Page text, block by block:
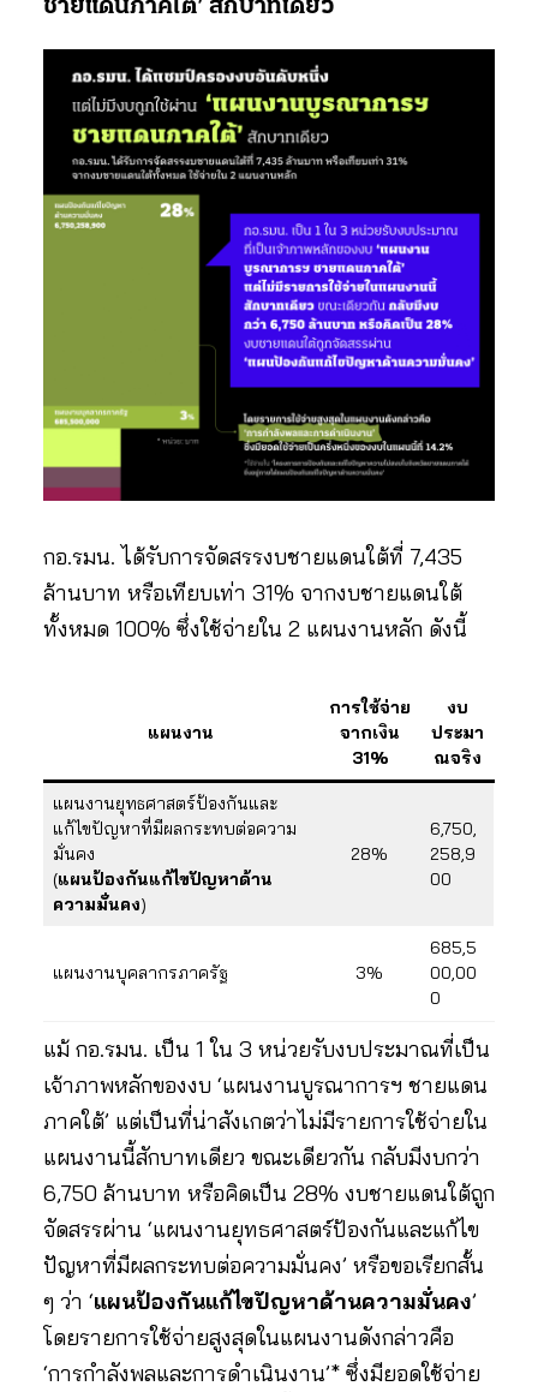
ชายแดนภาคใต้’ สักบาทเดียว
กอ.รมน. ได้รับการจัดสรรงบชายแดนใต้ที่ 7,435
ล้านบาท หรือเทียบเท่า 31% จากงบชายแดนใต้
ทั้งหมด 100% ซึ่งใช้จ่ายใน 2 แผนงานหลัก ดังนี้
แผนงาน
การใช้จ่าย
จากเงิน
31%
งบ
ประมา
ณจริง
แผนงานยุทธศาสตร์ป้องกันและ
แก้ไขปัญหาที่มีผลกระทบต่อความ
มั่นคง
(แผนป้องกันแก้ไขปัญหาด้าน
ความมั่นคง)
28%
6,750,
258,9
00
แผนงานบุคลากรภาครัฐ 3%
685,5
00,00
0
แม้ กอ.รมน. เป็น 1 ใน 3 หน่วยรับงบประมาณที่เป็น
เจ้าภาพหลักของงบ ‘แผนงานบูรณาการฯ ชายแดน
ภาคใต้’ แต่เป็นที่น่าสังเกตว่าไม่มีรายการใช้จ่ายใน
แผนงานนี้สักบาทเดียว ขณะเดียวกัน กลับมีงบกว่า
6,750 ล้านบาท หรือคิดเป็น 28% งบชายแดนใต้ถูก
จัดสรรผ่าน ‘แผนงานยุทธศาสตร์ป้องกันและแก้ไข
ปัญหาที่มีผลกระทบต่อความมั่นคง’ หรือขอเรียกสั้น
ๆ ว่า ‘แผนป้องกันแก้ไขปัญหาด้านความมั่นคง’
โดยรายการใช้จ่ายสูงสุดในแผนงานดังกล่าวคือ
‘การกำลังพลและการดำเนินงาน’* ซึ่งมียอดใช้จ่าย